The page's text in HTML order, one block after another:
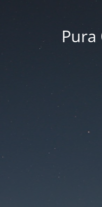
Pura